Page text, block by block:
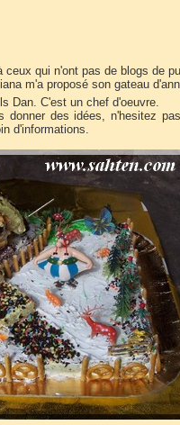
qui n'ont pas de blogs de
m'a proposé son gateau
Dan. C'est un chef d'oeuvre.
donner des idées, n'hesitez
d'informations.